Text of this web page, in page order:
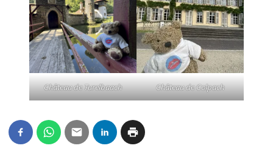
Château de Turelbaach Château de Colpach